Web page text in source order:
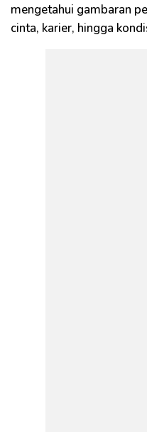
mengetahui gambaran
cinta, karier, hingga